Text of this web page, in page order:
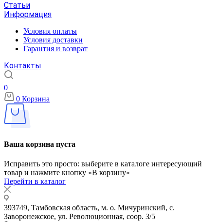
Статьи
Информация
Условия оплаты
Условия доставки
Гарантия и возврат
Контакты
0
0 Корзина
Ваша корзина пуста
Исправить это просто: выберите в каталоге интересующий
товар и нажмите кнопку «В корзину»
Перейти в каталог
393749, Тамбовская область, м. о. Мичуринский, с.
Заворонежское, ул. Революционная, соор. 3/5